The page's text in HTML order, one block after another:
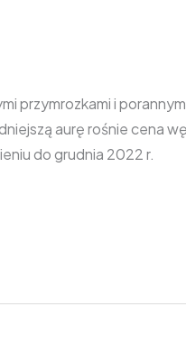
przymrozkami i
aurę rośnie cena
do grudnia 2022 r.